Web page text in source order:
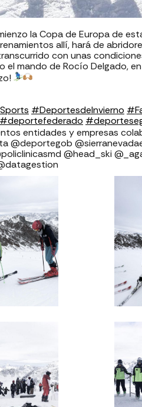
la Copa de Europa de
allí, hará de
con unas
el mando de Rocío Delgado,
#DeportesdeInvierno
#deportefederado
entidades y empresas
@deportegob
@head_ski